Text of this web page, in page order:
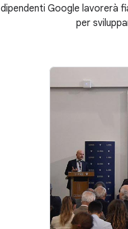
dipendenti Google lavorerà
per